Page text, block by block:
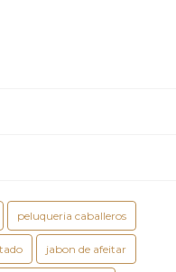
peluqueria caballeros
jabon de afeitar